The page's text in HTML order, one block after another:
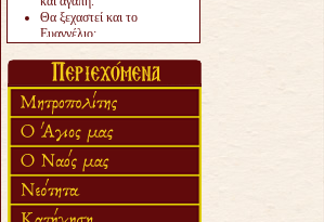
Θα ξεχαστεί και το
Ευαγγέλιο;
«πολύ αργά».
Ζητείται....